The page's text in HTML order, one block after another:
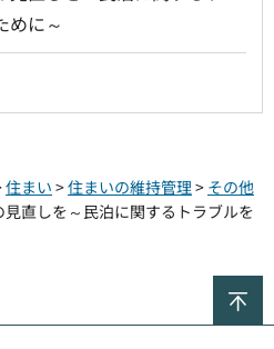
めに～
住まい >住まいの維持管理> その他
直しを～民泊に関するトラブルを